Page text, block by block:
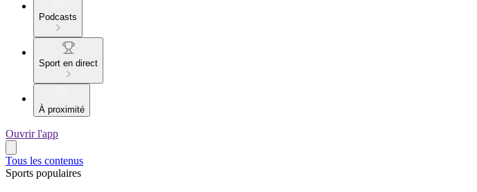
Podcasts
Sport en direct
À proximité
Ouvrir l'app
Tous les contenus
Sports populaires